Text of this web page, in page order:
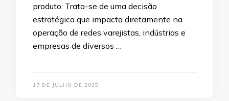
produto. Trata-se de uma decisão
estratégica que impacta diretamente na
operação de redes varejistas, indústrias e
empresas de diversos …
17 DE JULHO DE 2025